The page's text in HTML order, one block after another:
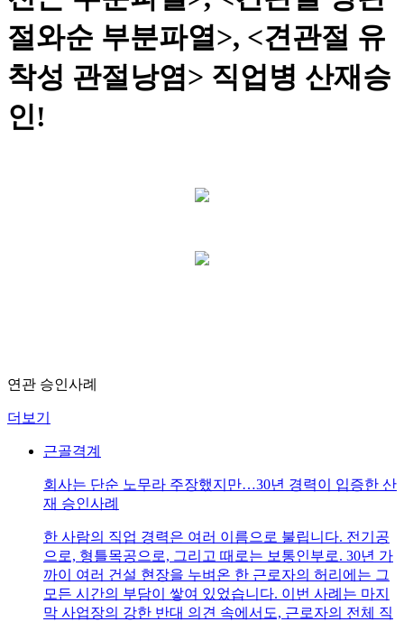
절와순 부분파열>, <견관절 유
착성 관절낭염> 직업병 산재승
인!
연관 승인사례
더보기
근골격계
회사는 단순 노무라 주장했지만…30년 경력이 입증한 산
재 승인사례
한 사람의 직업 경력은 여러 이름으로 불립니다. 전기공
으로, 형틀목공으로, 그리고 때로는 보통인부로. 30년 가
까이 여러 건설 현장을 누벼온 한 근로자의 허리에는 그
모든 시간의 부담이 쌓여 있었습니다. 이번 사례는 마지
막 사업장의 강한 반대 의견 속에서도, 근로자의 전체 직